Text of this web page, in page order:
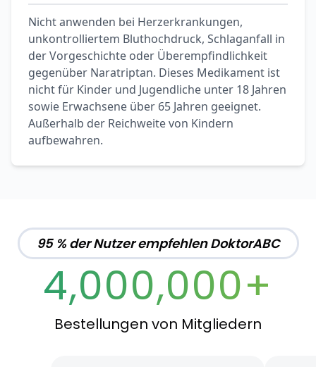
Nicht anwenden bei Herzerkrankungen,
unkontrolliertem Bluthochdruck, Schlaganfall in
der Vorgeschichte oder Überempfindlichkeit
gegenüber Naratriptan. Dieses Medikament ist
nicht für Kinder und Jugendliche unter 18 Jahren
sowie Erwachsene über 65 Jahren geeignet.
Außerhalb der Reichweite von Kindern
aufbewahren.
95 % der Nutzer empfehlen DoktorABC
4,000,000+
Bestellungen von Mitgliedern